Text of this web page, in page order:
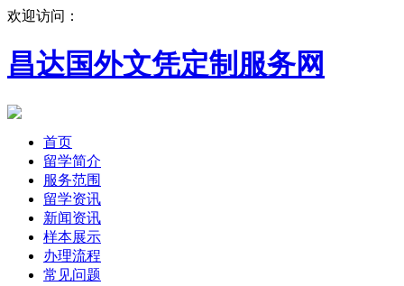
欢迎访问：
昌达国外文凭定制服务网
首页
留学简介
服务范围
留学资讯
新闻资讯
样本展示
办理流程
常见问题